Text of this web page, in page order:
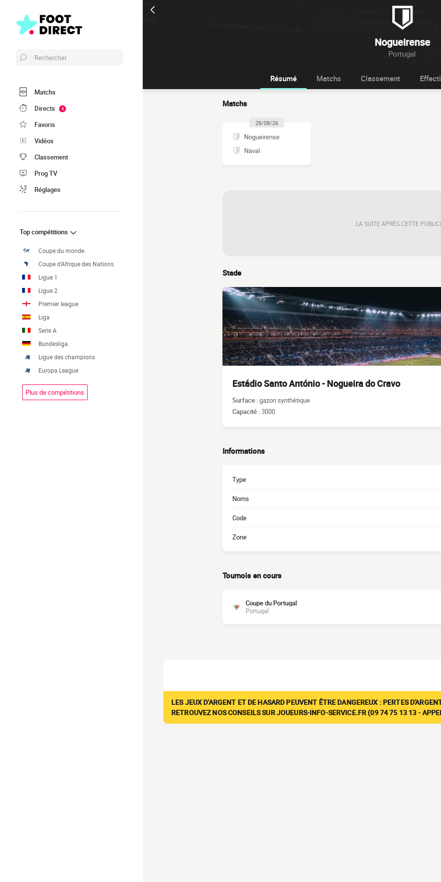
Nogueirense
Portugal
Rechercher
Matchs
Directs
5
Favoris
Vidéos
Classement
Prog TV
Réglages
Top compétitions
Coupe du monde
Coupe d'Afrique des Nations
Ligue 1
Ligue 2
Premier league
Liga
Serie A
Bundesliga
Ligue des champions
Europa League
Plus de compétitions
Résumé Matchs Classement
Matchs
29/08/26
Nogueirense
Naval
LA SUITE APRÈS CETTE
Stade
Estádio Santo António - Nogueira do Cravo
Surface :gazon synthétique
Capacité :3000
Informations
Type
Noms
Code
Zone
Tournois en cours
Coupe du Portugal
Portugal
LES JEUX D'ARGENT ET DE HASARD PEUVENT ÊTRE DANGEREUX : PERTES
RETROUVEZ NOS CONSEILS SUR JOUEURS-INFO-SERVICE.FR (09 74 75 13 13 -